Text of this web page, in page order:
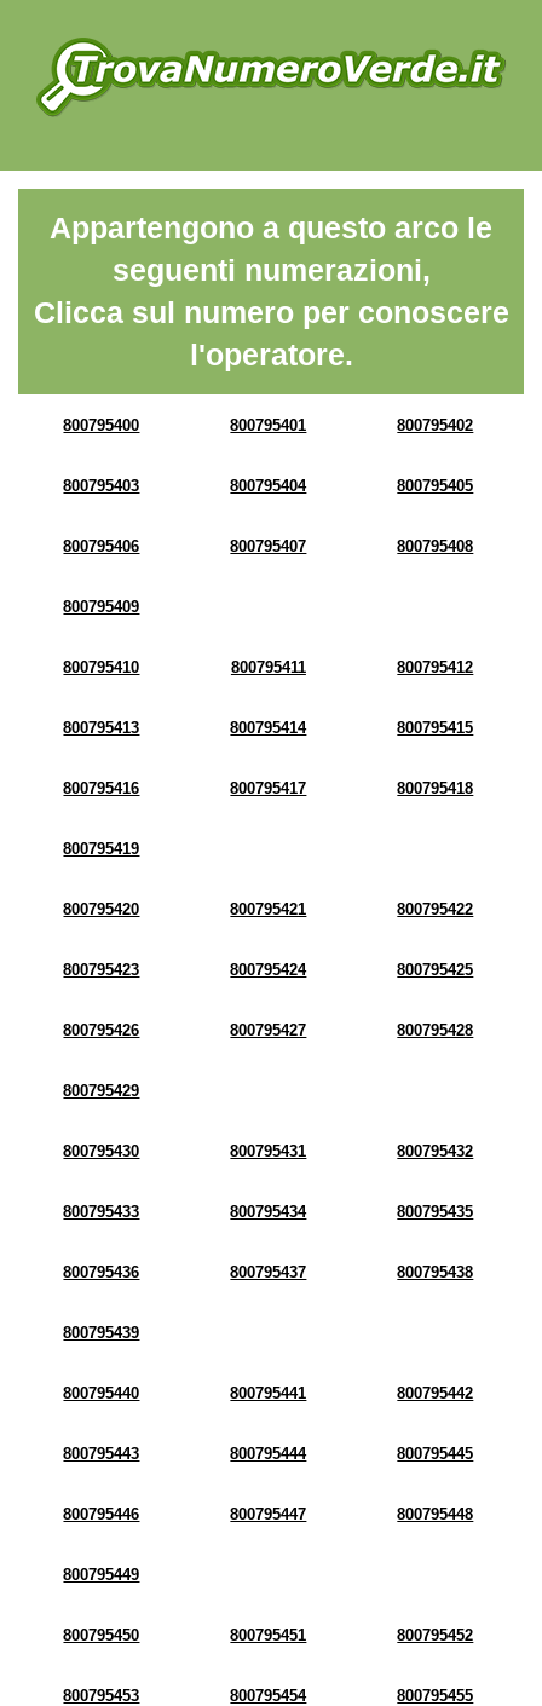
Appartengono a questo arco le
seguenti numerazioni,
Clicca sul numero per conoscere
l'operatore.
800795400 800795401 800795402
800795403 800795404 800795405
800795406 800795407 800795408
800795409
800795410 800795411 800795412
800795413 800795414 800795415
800795416 800795417 800795418
800795419
800795420 800795421 800795422
800795423 800795424 800795425
800795426 800795427 800795428
800795429
800795430 800795431 800795432
800795433 800795434 800795435
800795436 800795437 800795438
800795439
800795440 800795441 800795442
800795443 800795444 800795445
800795446 800795447 800795448
800795449
800795450 800795451 800795452
800795453 800795454 800795455